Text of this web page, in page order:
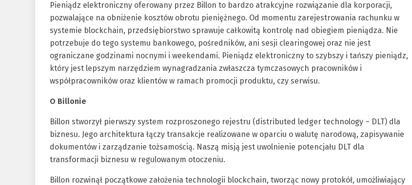
Pieniądz elektroniczny oferowany przez Billon to bardzo atrakcyjne rozwiązanie dla korporacji,
pozwalające na obniżenie kosztów obrotu pieniężnego. Od momentu zarejestrowania rachunku w
systemie blockchain, przedsiębiorstwo sprawuje całkowitą kontrolę nad obiegiem pieniądza. Nie
potrzebuje do tego systemu bankowego, pośredników, ani sesji clearingowej oraz nie jest
ograniczane godzinami nocnymi i weekendami. Pieniądz elektroniczny to szybszy i tańszy pieniądz,
który jest lepszym narzędziem wynagradzania zwłaszcza tymczasowych pracowników i
współpracowników oraz klientów w ramach promocji produktu, czy serwisu.
O Billonie
Billon stworzył pierwszy system rozproszonego rejestru (distributed ledger technology – DLT) dla
biznesu. Jego architektura łączy transakcje realizowane w oparciu o walutę narodową, zapisywanie
dokumentów i zarządzanie tożsamością. Naszą misją jest uwolnienie potencjału DLT dla
transformacji biznesu w regulowanym otoczeniu.
Billon rozwinął początkowe założenia technologii blockchain, tworząc nowy protokół, umożliwiający